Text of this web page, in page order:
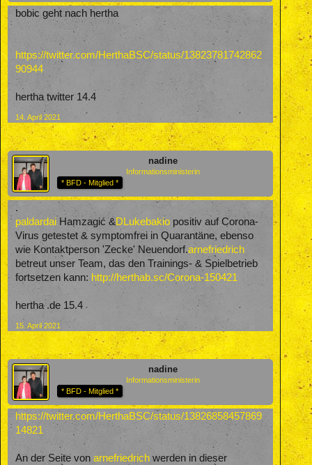
bobic geht nach hertha
https://twitter.com/HerthaBSC/status/13823781742862
90944
hertha twitter 14.4
14. April 2021
nadine
Informationsministerin
* BFD - Mitglied *
.
paldardai Hamzagić &DLukebakio positiv auf Corona-
Virus getestet & symptomfrei in Quarantäne, ebenso
wie Kontaktperson 'Zecke' Neuendorf.arnefriedrich
betreut unser Team, das den Trainings- & Spielbetrieb
fortsetzen kann: http://herthab.sc/Corona-150421
hertha .de 15.4
15. April 2021
nadine
Informationsministerin
* BFD - Mitglied *
https://twitter.com/HerthaBSC/status/13826858457869
14821
An der Seite von arnefriedrich werden in dieser